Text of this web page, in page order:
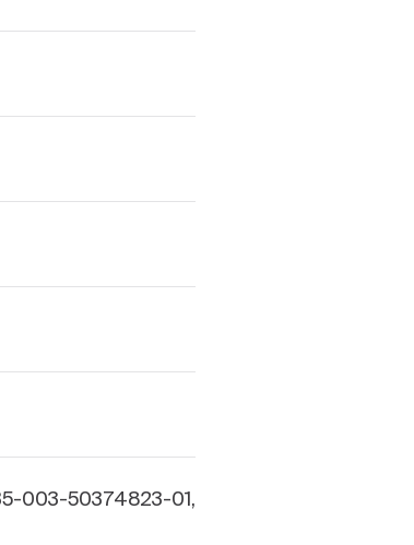
003-50374823-01,